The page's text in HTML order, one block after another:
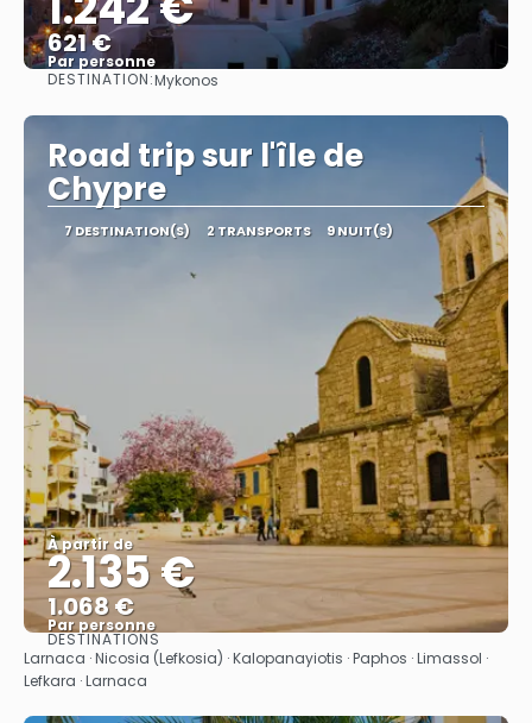
621 €
Par personne
DESTINATION:Mykonos
Road trip sur l'île de
Chypre
7 DESTINATION(S) 2 TRANSPORTS 9 NUIT(S)
À partir de
2.135 €
1.068 €
Par personne
Afficher
DESTINATIONS
Larnaca · Nicosia (Lefkosia) · Kalopanayiotis · Paphos · Limassol ·
Lefkara · Larnaca